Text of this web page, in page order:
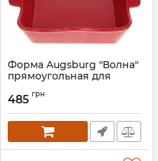
Форма Augsburg "Волна"
прямоугольная для
керамическая (красная)
Артикул: BD-319-349
485 грн